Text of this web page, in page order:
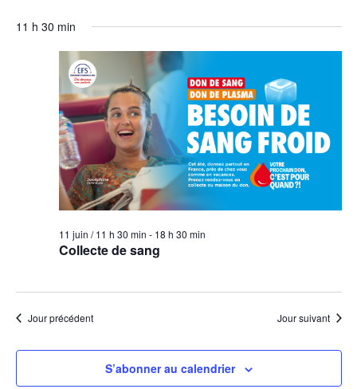
11 h 30 min
Collecte de sang
11 juin / 11 h 30 min - 18 h 30 min
Jour précédent Jour suivant
S’abonner au calendrier